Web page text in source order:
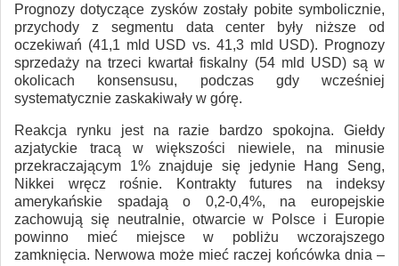
Prognozy dotyczące zysków zostały pobite symbolicznie,
przychody z segmentu data center były niższe od
oczekiwań (41,1 mld USD vs. 41,3 mld USD). Prognozy
sprzedaży na trzeci kwartał fiskalny (54 mld USD) są w
okolicach konsensusu, podczas gdy wcześniej
systematycznie zaskakiwały w górę.
Reakcja rynku jest na razie bardzo spokojna. Giełdy
azjatyckie tracą w większości niewiele, na minusie
przekraczającym 1% znajduje się jedynie Hang Seng,
Nikkei wręcz rośnie. Kontrakty futures na indeksy
amerykańskie spadają o 0,2-0,4%, na europejskie
zachowują się neutralnie, otwarcie w Polsce i Europie
powinno mieć miejsce w pobliżu wczorajszego
zamknięcia. Nerwowa może mieć raczej końcówka dnia –